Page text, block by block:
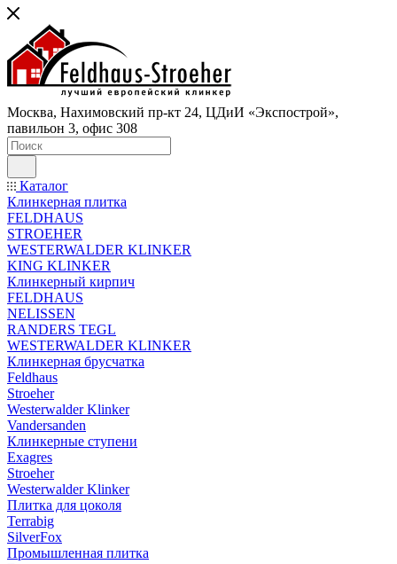
Москва, Нахимовский пр-кт 24, ЦДиИ «Экспострой»,
павильон 3, офис 308
Каталог
Клинкерная плитка
FELDHAUS
STROEHER
WESTERWALDER KLINKER
KING KLINKER
Клинкерный кирпич
FELDHAUS
NELISSEN
RANDERS TEGL
WESTERWALDER KLINKER
Клинкерная брусчатка
Feldhaus
Stroeher
Westerwalder Klinker
Vandersanden
Клинкерные ступени
Exagres
Stroeher
Westerwalder Klinker
Плитка для цоколя
Terrabig
SilverFox
Промышленная плитка